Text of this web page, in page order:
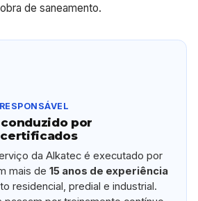
de saneamento.
por
da Alkatec é executado por
mais de15 anos de experiência
residencial, predial e industrial.